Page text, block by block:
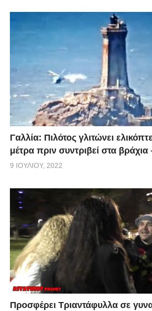
Γαλλία: Πιλότος γλιτώνει
μέτρα πριν συντριβεί στα βράχια
9 ΙΟΥΛΊΟΥ, 2022
Προσφέρει Τριαντάφυλλα σε